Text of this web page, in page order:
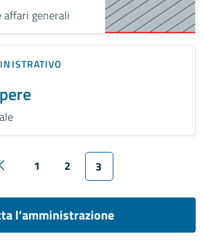
affari generali
1 2 3
l’amministrazione